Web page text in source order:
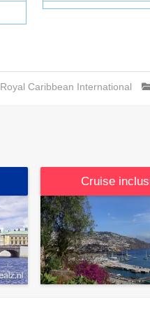
Royal Caribbean International
Cruise